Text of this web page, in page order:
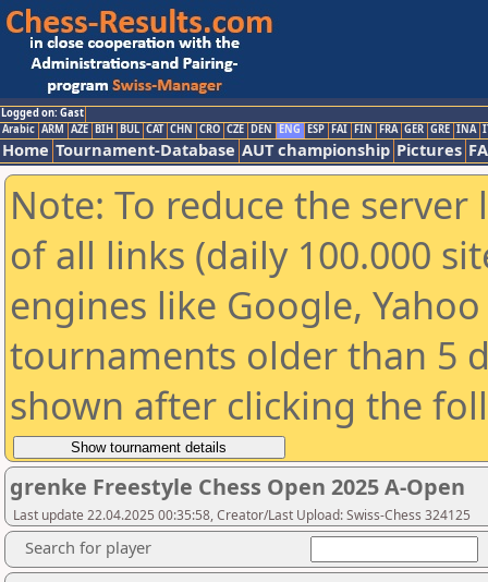
Logged on: Gast
Arabic ARM AZE BIH BUL CAT CHN CRO CZE DEN ENG ESP FAI FIN FRA GER GRE INA
Home Tournament-Database AUT championship Pictures
Note: To reduce the
of all links (daily 100.000
engines like Google,
tournaments older than 5
shown after clicking the
grenke Freestyle Chess Open 2025 A-Open
Last update 22.04.2025 00:35:58, Creator/Last Upload: Swiss-Chess 324125
Search for player